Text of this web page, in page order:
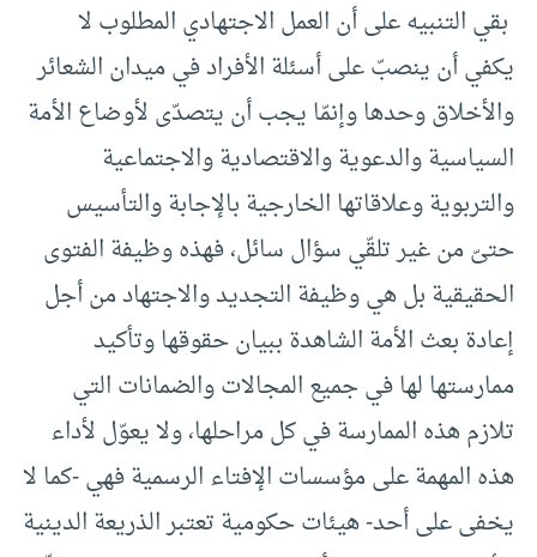
بقي التنبيه على أن العمل الاجتهادي المطلوب لا
يكفي أن ينصبّ على أسئلة الأفراد في ميدان الشعائر
والأخلاق وحدها وإنمّا يجب أن يتصدّى لأوضاع الأمة
السياسية والدعوية والاقتصادية والاجتماعية
والتربوية وعلاقاتها الخارجية بالإجابة والتأسيس
حتىّ من غير تلقّي سؤال سائل، فهذه وظيفة الفتوى
الحقيقية بل هي وظيفة التجديد والاجتهاد من أجل
إعادة بعث الأمة الشاهدة ببيان حقوقها وتأكيد
ممارستها لها في جميع المجالات والضمانات التي
تلازم هذه الممارسة في كل مراحلها، ولا يعوّل لأداء
هذه المهمة على مؤسسات الإفتاء الرسمية فهي -كما لا
يخفى على أحد- هيئات حكومية تعتبر الذريعة الدينية